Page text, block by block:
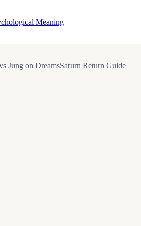
Meaning
Jung on DreamsSaturn Return Guide